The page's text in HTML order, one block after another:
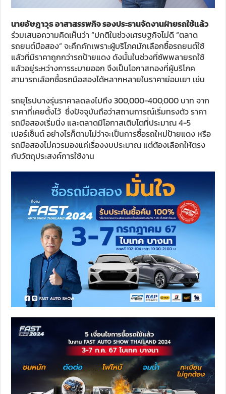
นายอัษฎาวุธ อาสาสรรพกิจ รองประธานจัดงานฝ่ายรถใช้แล้ว
ร่วมเสนอความคิดเห็นว่า “ปกติในช่วงเศรษฐกิจไม่ดี “ตลาด
รถยนต์มือสอง” จะคึกคักเพราะผู้บริโภคมักเลือกซื้อรถยนต์ใช้
แล้วที่มีราคาถูกกว่ารถป้ายแดง ดังนั้นในช่วงที่ซัพพลายรถใช้
แล้วอยู่ระหว่างการระบายออก จึงเป็นโอกาสทองที่ผู้บริโภค
สามารถเลือกซื้อรถมือสองได้หลากหลายในราคาย่อมเยา เช่น
รถยุโรปบางรุ่นราคาลดลงไปถึง 300,000-400,000 บาท จาก
ราคาที่เคยตั้งไว้ ซึ่งปัจจุบันถือว่าสถานการณ์เริ่มทรงตัว ราคา
รถมือสองเริ่มนิ่ง และตลาดมีโอกาสเติบโตที่ประมาณ 4-5
เปอร์เซ็นต์ อย่างไรก็ตามไม่ว่าจะเป็นการซื้อรถใหม่ป้ายแดง หรือ
รถมือสองไม่ควรมองแค่เรื่องงบประมาณ แต่ต้องเลือกให้ตรง
กับวัตถุประสงค์การใช้งาน